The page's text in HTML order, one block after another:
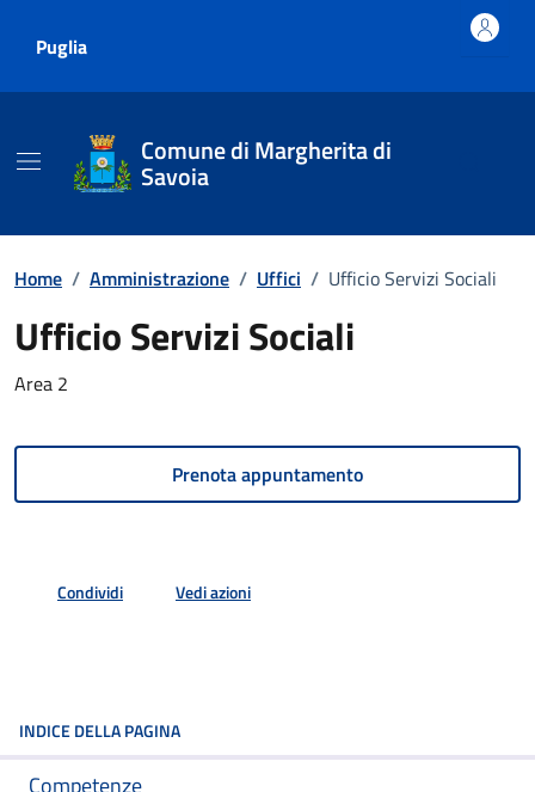
Puglia
Comune di Margherita di
Savoia
Home / Amministrazione / Uffici / Ufficio Servizi Sociali
Ufficio Servizi Sociali
Area 2
Prenota appuntamento
Condividi Vedi azioni
INDICE DELLA PAGINA
Competenze